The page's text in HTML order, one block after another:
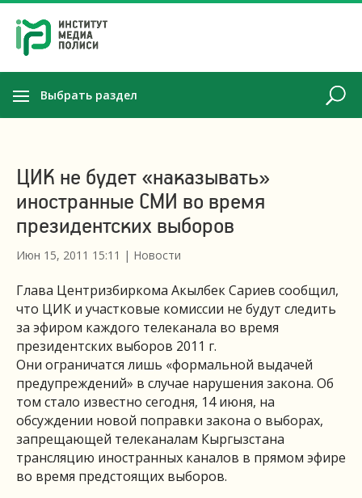
Выбрать раздел
ЦИК не будет «наказывать»
иностранные СМИ во время
президентских выборов
Июн 15, 2011 15:11 | Новости
Глава Центризбиркома Акылбек Сариев сообщил,
что ЦИК и участковые комиссии не будут следить
за эфиром каждого телеканала во время
президентских выборов 2011 г.
Они ограничатся лишь «формальной выдачей
предупреждений» в случае нарушения закона. Об
том стало известно сегодня, 14 июня, на
обсуждении новой поправки закона о выборах,
запрещающей телеканалам Кыргызстана
трансляцию иностранных каналов в прямом эфире
во время предстоящих выборов.